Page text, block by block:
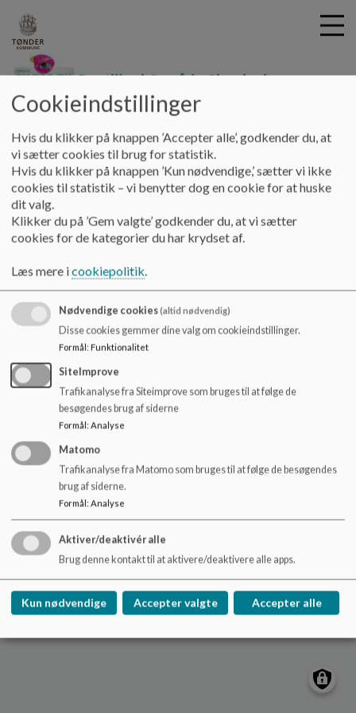
i
Dagtilbud Område Skærbæk
Område Skærbæks filialer Dagplejen Område Skærbæk
Dagplejen Område Skærbæk
Dagplejen Område Skærbæk
Oplysninger opdateres snarest...
Dagtilbud Område Skærbæk
Tilgængelighedserklæring
Sitemap
Cookie politik
Cookieindstillinger
Hvis du klikker på knappen ’Accepter alle’, godkender du, at
vi sætter cookies til brug for statistik.
Hvis du klikker på knappen ’Kun nødvendige,’ sætter vi ikke
cookies til statistik – vi benytter dog en cookie for at huske
dit valg.
Klikker du på ’Gem valgte’ godkender du, at vi sætter
cookies for de kategorier du har krydset af.
Læs mere icookiepolitik.
Nødvendige cookies(altid nødvendig)
Disse cookies gemmer dine valg om cookieindstillinger.
Formål: Funktionalitet
SiteImprove
Trafikanalyse fra Siteimprove som bruges til at følge de
besøgendes brug af siderne
Formål: Analyse
Matomo
Trafikanalyse fra Matomo som bruges til at følge de besøgendes
brug af siderne.
Formål: Analyse
Aktiver/deaktivér alle
Brug denne kontakt til at aktivere/deaktivere alle apps.
Kun nødvendige Accepter valgte Accepter alle